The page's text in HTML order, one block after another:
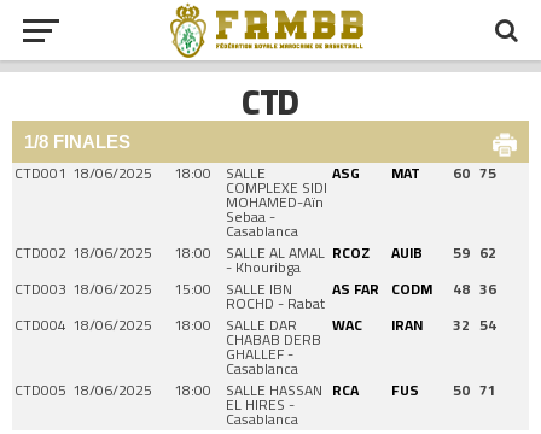
CTD
1/8 FINALES
CTD001 18/06/2025 18:00 SALLE
COMPLEXE SIDI
MOHAMED-Aïn
Sebaa -
Casablanca
ASG MAT 60 75
CTD002 18/06/2025 18:00 SALLE AL AMAL
- Khouribga
RCOZ AUIB 59 62
CTD003 18/06/2025 15:00 SALLE IBN
ROCHD - Rabat
AS FAR CODM 48 36
CTD004 18/06/2025 18:00 SALLE DAR
CHABAB DERB
GHALLEF -
Casablanca
WAC IRAN 32 54
CTD005 18/06/2025 18:00 SALLE HASSAN
EL HIRES -
Casablanca
RCA FUS 50 71